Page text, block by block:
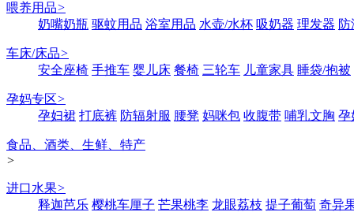
喂养用品>
奶嘴奶瓶 驱蚊用品 浴室用品 水壶/水杯 吸奶器 理发器
车床/床品>
安全座椅 手推车 婴儿床 餐椅 三轮车 儿童家具 睡袋/抱被
孕妈专区>
孕妇裙 打底裤 防辐射服 腰凳 妈咪包 收腹带 哺乳文胸 孕
食品、酒类、生鲜、特产
>
进口水果>
释迦芭乐 樱桃车厘子 芒果桃李 龙眼荔枝 提子葡萄 奇异